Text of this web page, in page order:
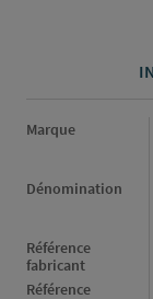
Informations
Marque
Dénomination
Référence
fabricant
Référence